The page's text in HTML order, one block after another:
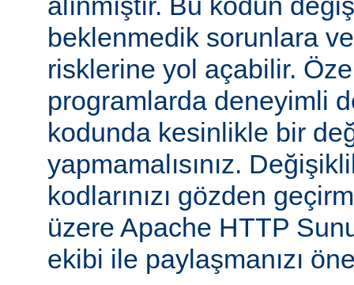
beklenmedik sorunlara
risklerine yol açabilir.
programlarda deneyimli
kodunda kesinlikle bir
yapmamalısınız.
kodlarınızı gözden
üzere Apache HTTP
ekibi ile paylaşmanızı